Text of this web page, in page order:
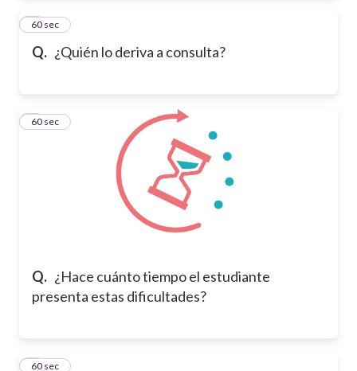
Q. ¿Quién lo deriva a consulta?
260 sec
Q. ¿Hace cuánto tiempo el estudiante
presenta estas dificultades?
360 sec
460 sec